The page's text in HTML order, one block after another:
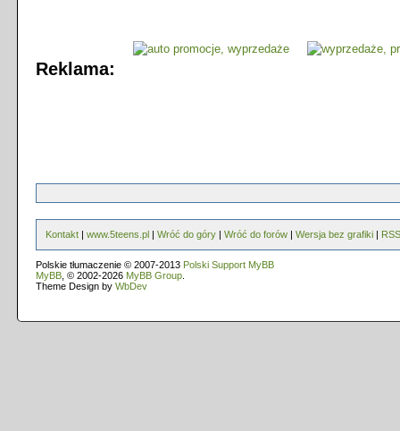
Reklama:
Kontakt | www.5teens.pl | Wróć do góry | Wróć do forów | Wersja bez grafiki | RSS
Polskie tłumaczenie © 2007-2013 Polski Support MyBB
MyBB , © 2002-2026 MyBB Group
Theme Design by WbDev